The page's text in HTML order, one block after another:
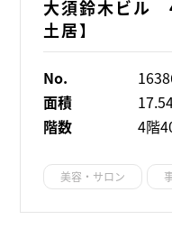
大須鈴木ビル
土居】
No.
面積
階数
4階
美容・サロン